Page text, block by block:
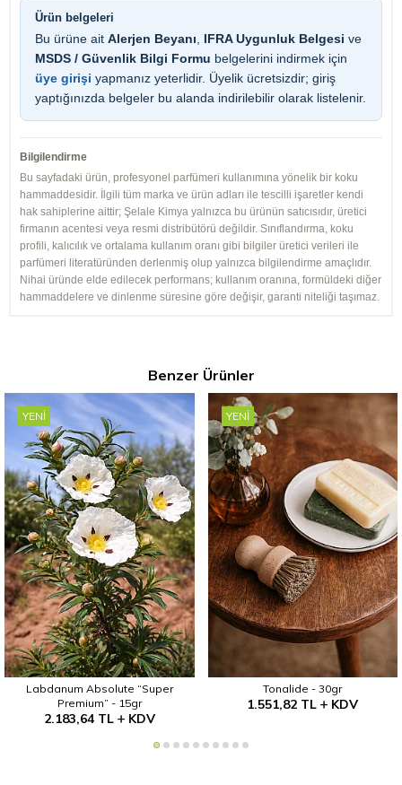
Ürün belgeleri
Bu ürüne ait Alerjen Beyanı IFRA Uygunluk Belgesi ve
MSDS / Güvenlik Bilgi Formu belgelerini indirmek için
üye girişi yapmanız yeterlidir. Üyelik ücretsizdir; giriş
yaptığınızda belgeler bu alanda indirilebilir olarak listelenir.
Bilgilendirme
Bu sayfadaki ürün, profesyonel parfümeri kullanımına yönelik bir koku
hammaddesidir. İlgili tüm marka ve ürün adları ile tescilli işaretler kendi
hak sahiplerine aittir; Şelale Kimya yalnızca bu ürünün satıcısıdır, üretici
firmanın acentesi veya resmi distribütörü değildir. Sınıflandırma, koku
profili, kalıcılık ve ortalama kullanım oranı gibi bilgiler üretici verileri ile
parfümeri literatüründen derlenmiş olup yalnızca bilgilendirme amaçlıdır.
Nihai üründe elde edilecek performans; kullanım oranına, formüldeki diğer
hammaddelere ve dinlenme süresine göre değişir, garanti niteliği taşımaz.
Benzer Ürünler
YENI
Labdanum Absolute “Super
Premium” - 15gr
2.183,64TL KDV
YENI
Tonalide - 30gr
1.551,82 TL KDV